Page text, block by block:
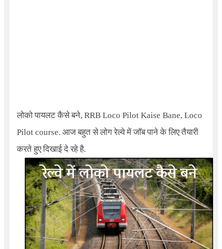
लोको पायलट कैसे बने, RRB Loco Pilot Kaise Bane, Loco
Pilot course. आज बहुत से लोग रेल्वे में जॉब पाने के लिए तैयारी
करते हुए दिखाई दे रहे है.